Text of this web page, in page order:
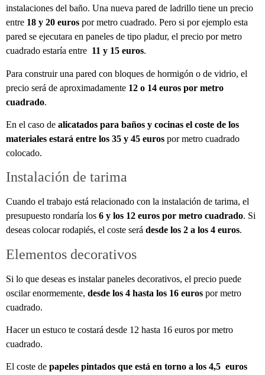
instalaciones del baño. Una nueva pared de ladrillo tiene un precio
entre 18 y 20 euros por metro cuadrado. Pero si por ejemplo esta
pared se ejecutara en paneles de tipo pladur, el precio por metro
cuadrado estaría entre 11 y 15 euros.
Para construir una pared con bloques de hormigón o de vidrio, el
precio será de aproximadamente 12 o 14 euros por metro
cuadrado.
En el caso de alicatados para baños y cocinas el coste de los
materiales estará entre los 35 y 45 euros por metro cuadrado
colocado.
Instalación de tarima
Cuando el trabajo está relacionado con la instalación de tarima, el
presupuesto rondaría los 6 y los 12 euros por metro cuadrado. Si
deseas colocar rodapiés, el coste será desde los 2 a los 4 euros.
Elementos decorativos
Si lo que deseas es instalar paneles decorativos, el precio puede
oscilar enormemente, desde los 4 hasta los 16 euros por metro
cuadrado.
Hacer un estuco te costará desde 12 hasta 16 euros por metro
cuadrado.
El coste de papeles pintados que está en torno a los 4,5 euros